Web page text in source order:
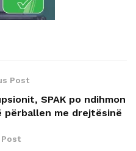
Post
SPAK po ndihmon
me drejtësinë